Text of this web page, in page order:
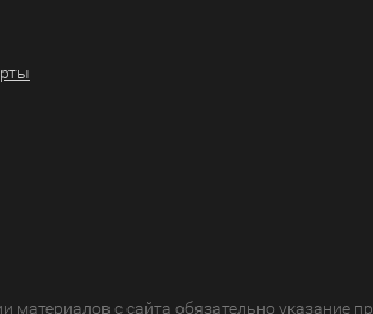
материалов с сайта обязательно указание